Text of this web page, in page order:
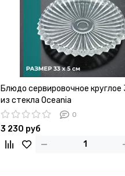
Блюдо сервировочное круглое
из стекла Oceania
0
3 230 руб